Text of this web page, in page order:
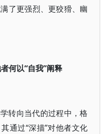
了更强烈、更狡猾、幽
何以“自我”阐释
转向当代的过程中，格
通过“深描”对他者文化